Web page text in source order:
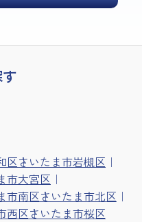
区さいたま市岩槻区
市大宮区
市南区さいたま市北区
西区さいたま市桜区